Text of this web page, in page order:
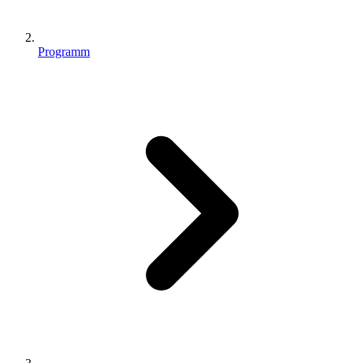
Programm